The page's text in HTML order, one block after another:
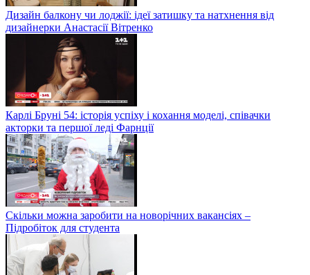
Дизайн балкону чи лоджії: ідеї затишку та натхнення від
дизайнерки Анастасії Вітренко
Карлі Бруні 54: історія успіху і кохання моделі, співачки
акторки та першої леді Фарнції
Скільки можна заробити на новорічних вакансіях –
Підробіток для студента